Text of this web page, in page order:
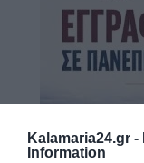
Kalamaria24.gr -
Information